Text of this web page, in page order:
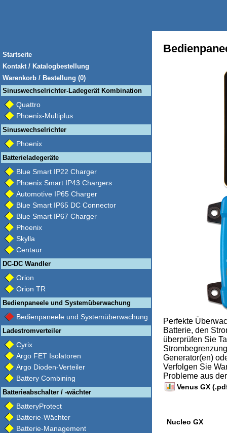
Startseite
Kontakt / Katalogbestellung
Warenkorb / Bestellung (0)
Sinuswechselrichter-Ladegerät Kombination
Quattro
Phoenix-Multiplus
Sinuswechselrichter
Phoenix
Batterieladegeräte
Blue Smart IP22 Charger
Phoenix Smart IP43 Chargers
Automotive IP65 Charger
Blue Smart IP65 DC Connector
Blue Smart IP67 Charger
Phoenix
Skylla
Centaur
DC-DC Wandler
Orion
Orion TR
Bedienpaneele und Systemüberwachung
Bedienpaneele und Systemüberwachung
Ladestromverteiler
Cyrix
Argo FET Isolatoren
Argo Dioden-Verteiler
Battery Combining
Batterieabschalter / -wächter
BatteryProtect
Batterie-Wächter
Batterie-Management
Perfekte
Batterie, den
überprüfen Sie
Generator(en)
Verfolgen Sie
Probleme aus
Venus GX
Nucleo GX